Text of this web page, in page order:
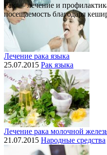
Лечение рака языка
25.07.2015 Рак языка
Лечение рака молочной
21.07.2015 Народные средства
Рак — лечение и
посещаемость благодаря